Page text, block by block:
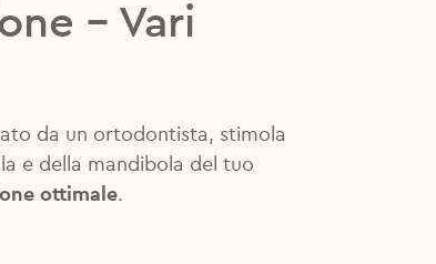
– Vari
da un ortodontista, stimola
e della mandibola del tuo
ottimale.